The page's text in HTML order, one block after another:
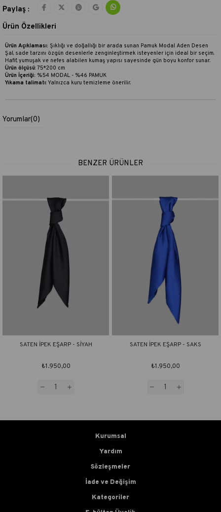
Paylaş :
Ürün Özellikleri
Ürün Açıklaması: Şıklığı ve doğallığı bir arada sunan Pamuk Modal Aden Desen
Şal, sade tarzını özgün desenlerle zenginleştirmek isteyenler için ideal bir seçim.
Hafif, yumuşak ve nefes alabilen kumaş yapısı sayesinde gün boyu konfor sunar.
Ürün ölçüsü: 75*200 cm
Ürün İçeriği: %54 MODAL - %46 PAMUK
Yıkama talimatı: Yalnızca kuru temizleme önerilir.
Yorumlar(0)
BENZER ÜRÜNLER
SATEN İPEK EŞARP - SİYAH
₺1.950,00
SATEN İPEK EŞARP - SAKS
₺1.950,00
Kurumsal
Yardım
Sözleşmeler
İade ve Değişim
Kategoriler